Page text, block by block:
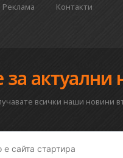
Реклама Контакти
за актуални
всички наши новини